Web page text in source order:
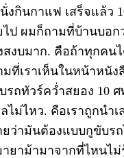
งกินกาแฟ เสร็จแล้ว
ป ผมก็ถามที่บ้านบอก
งบมาก. คือถ้าทุกคน
ที่เราเห็นในหน้าหนั
ถทัวร์คว่ำสยอง 10 ศ
ม่ไหว. คือเราถูกนำ
ว่ามันต้องแบบกูขับร
ยาม้ามาจากที่ไหนไม่